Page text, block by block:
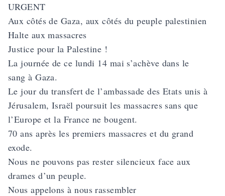
URGENT
Aux côtés de Gaza, aux côtés du peuple palestinien
Halte aux massacres
Justice pour la Palestine !
La journée de ce lundi 14 mai s’achève dans le
sang à Gaza.
Le jour du transfert de l’ambassade des Etats unis à
Jérusalem, Israël poursuit les massacres sans que
l’Europe et la France ne bougent.
70 ans après les premiers massacres et du grand
exode.
Nous ne pouvons pas rester silencieux face aux
drames d’un peuple.
Nous appelons à nous rassembler